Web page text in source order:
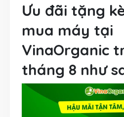
Ưu đãi tặng
mua máy tại
VinaOrganic
tháng 8 như